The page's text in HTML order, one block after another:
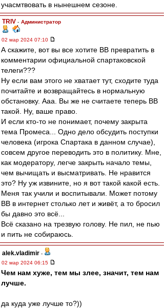
учасмтвовать в нынешнем сезоне.
TRIV - Администратор
02 мар 2024 07:10
А скажите, вот вы все хотите ВВ превратить в
комментарии официальной спартаковской
телеги???
Ну если вам этого не хватает тут, сходите туда
почитайте и возвращайтесь в нормальную
обстановку. Ааа. Вы же не считаете теперь ВВ
такой. Ну, ваше право.
И если кто-то не понимает, почему закрыта
тема Промеса... Одно дело обсудить поступки
человека (игрока Спартака в данном случае),
совсем другое переводить это в политику. Мне,
как модератору, легче закрыть начало темы,
чем вычищать и высматривать. Не нравится
это? Ну уж извините, но я вот такой какой есть.
Меня так учили и воспитывали. Может потому
ВВ в интернет столько лет и живёт, а то бросил
бы давно это всё...
Всё сказано на трезвую голову. Не пил, не пью
и пить не собираюсь.
alek.vladimir -
02 мар 2024 06:15
Чем нам хуже, тем мы злее, значит, тем нам
лучше.
да куда уже лучше то?))